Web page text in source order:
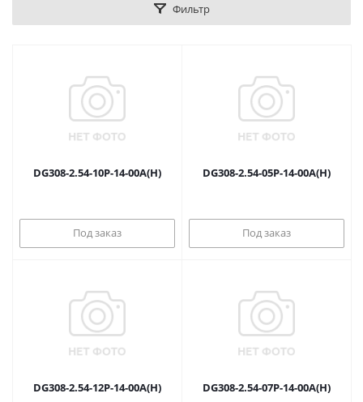
Фильтр
DG308-2.54-10P-14-00A(H)
Под заказ
DG308-2.54-05P-14-00A(H)
Под заказ
DG308-2.54-12P-14-00A(H) DG308-2.54-07P-14-00A(H)